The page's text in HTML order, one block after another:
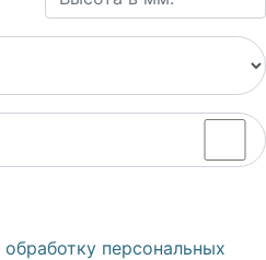
обработку персональных